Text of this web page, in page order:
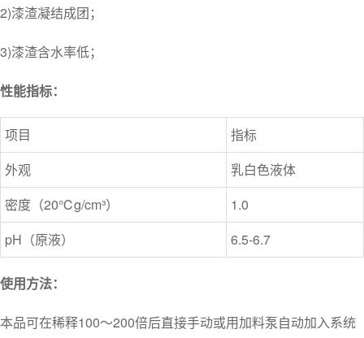
2)漆渣凝结成团；
3)漆渣含水率低；
性能指标：
项目
指标
外观
乳白色液体
密度（20℃g/cm³）
1.0
pH（原液）
6.5-6.7
使用方法：
本品可在稀释100～200倍后直接手动或用加料泵自动加入系统